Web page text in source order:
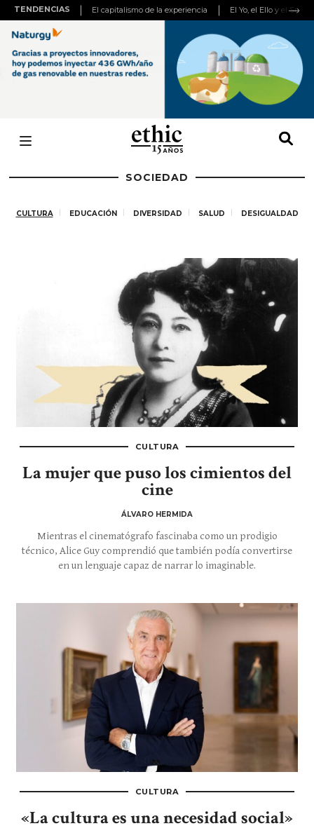
TENDENCIAS El capitalismo de la experiencia El Yo, el Ello y el
SOCIEDAD
CULTURA EDUCACIÓN DIVERSIDAD SALUD DESIGUALDAD
CULTURA
La mujer que puso los cimientos del
cine
ÁLVARO HERMIDA
Mientras el cinematógrafo fascinaba como un prodigio
técnico, Alice Guy comprendió que también podía convertirse
en un lenguaje capaz de narrar lo imaginable.
CULTURA
«La cultura es una necesidad social»